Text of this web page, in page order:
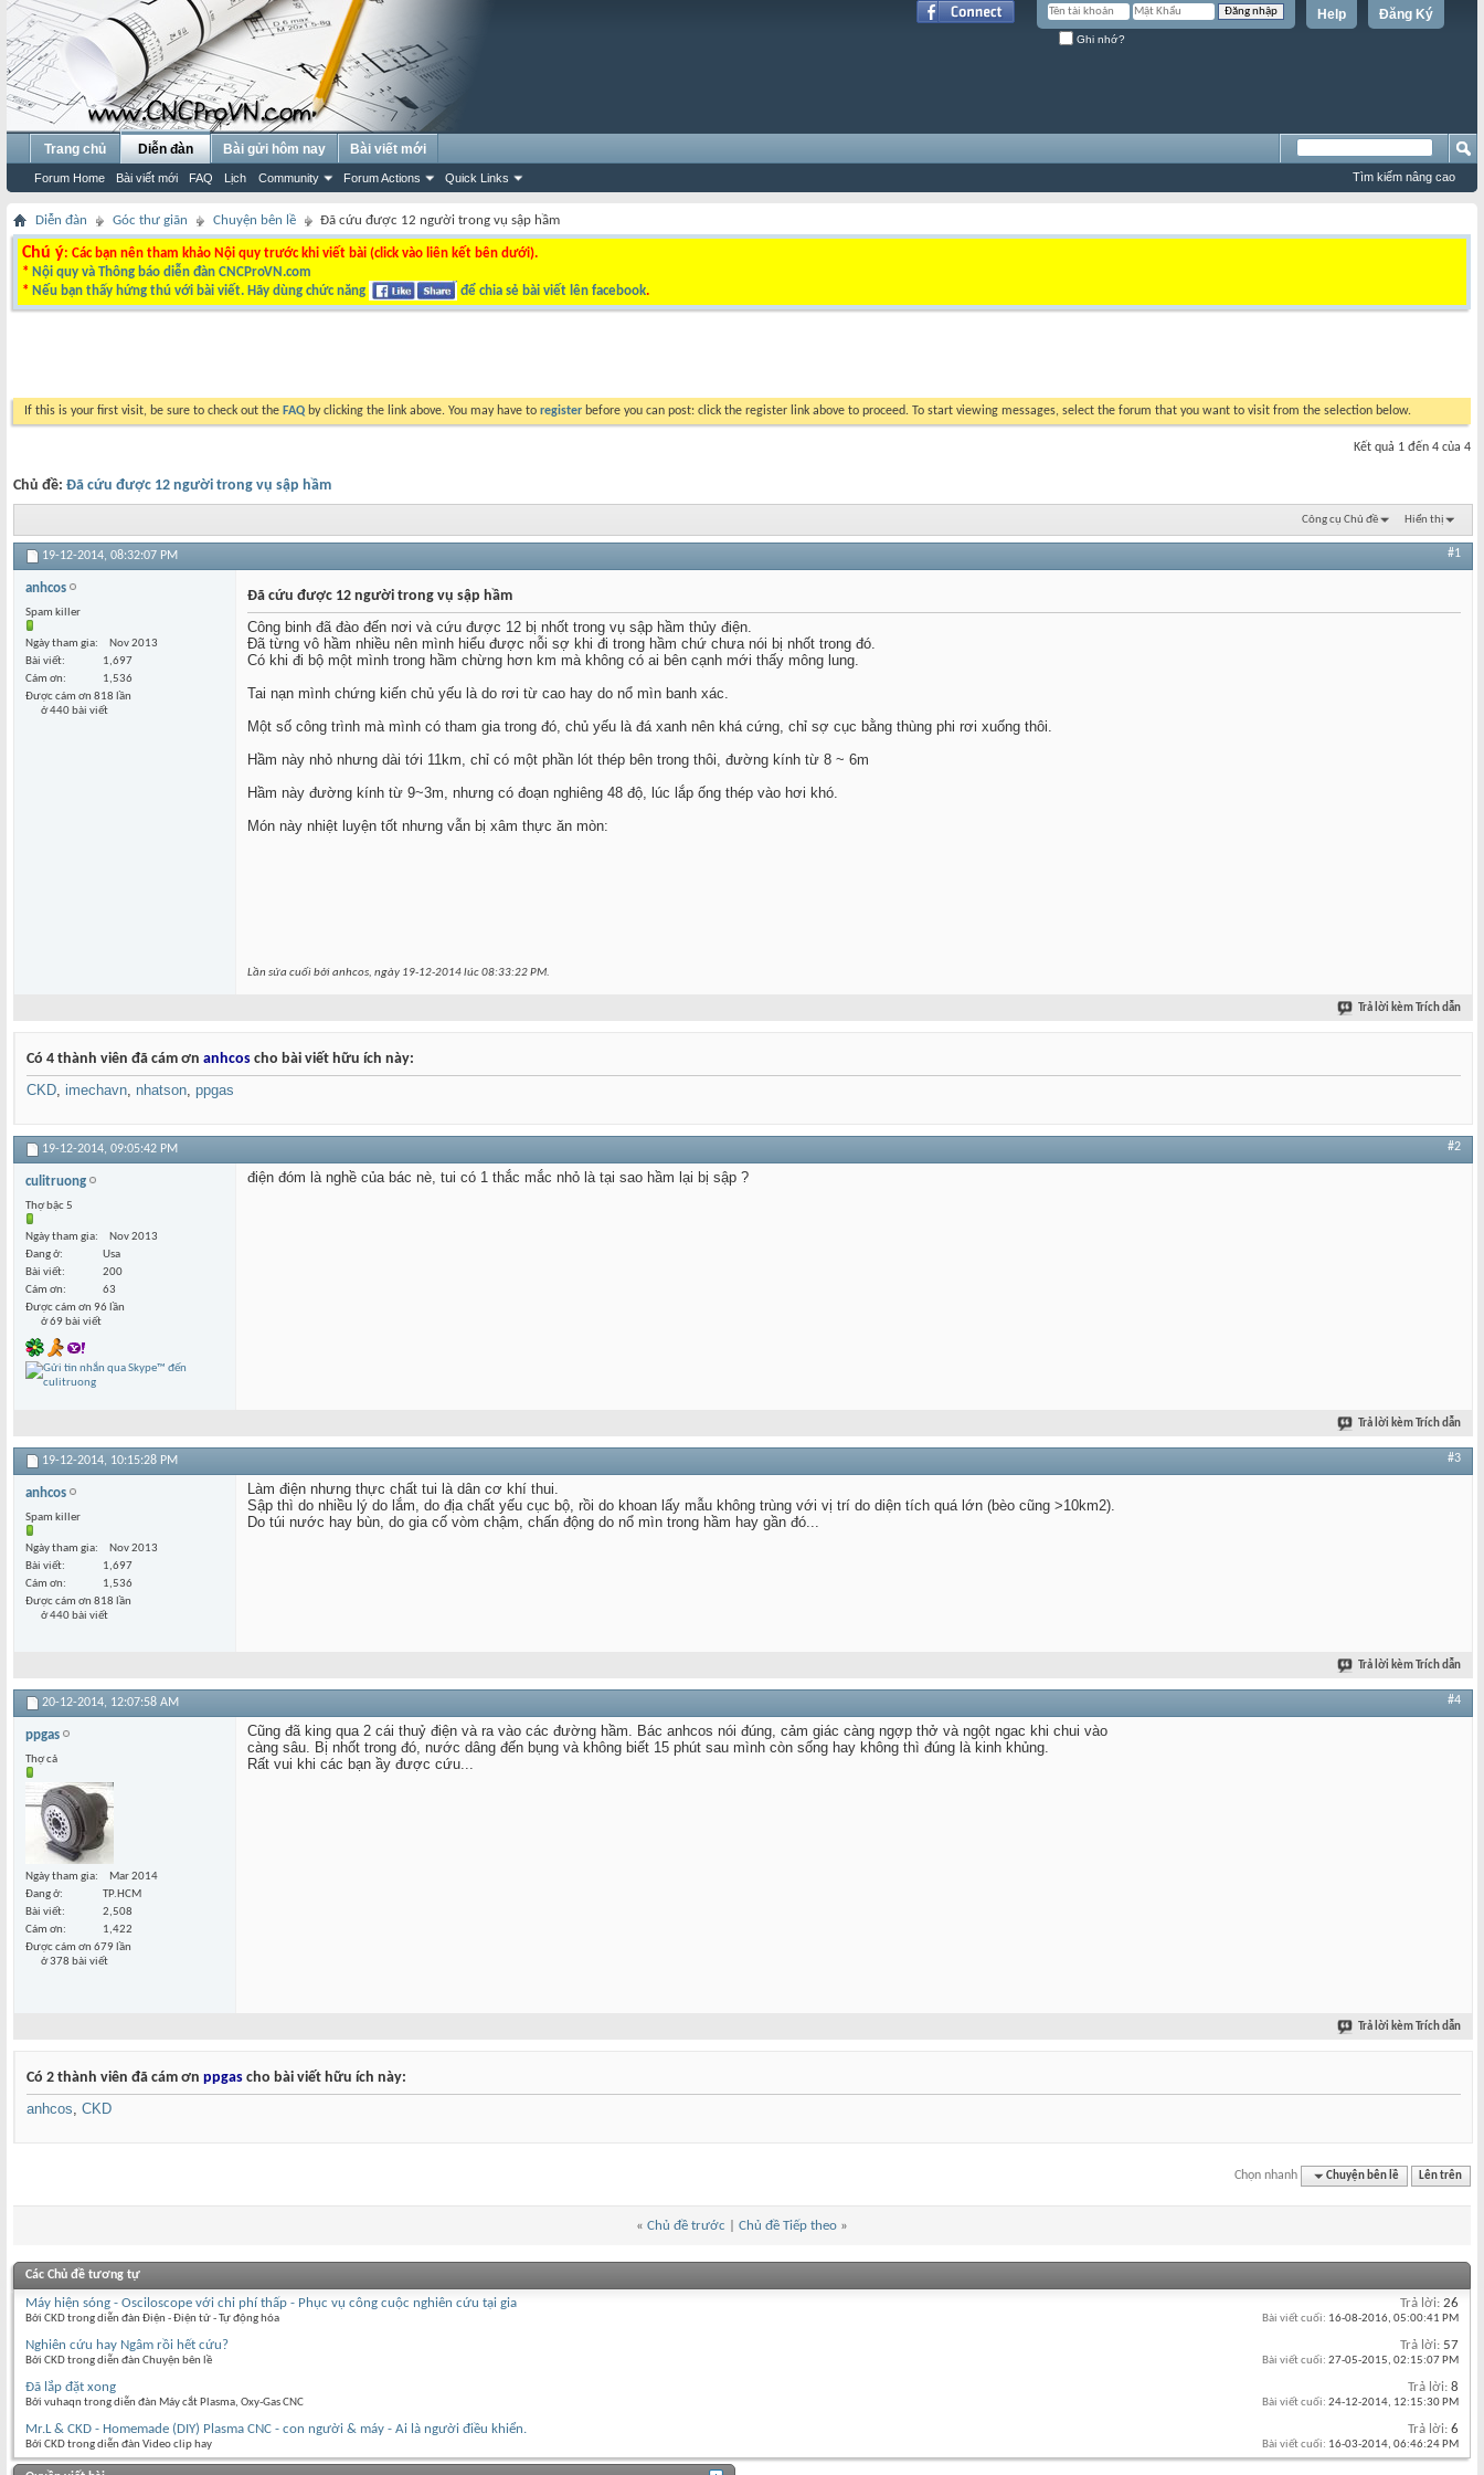
Đăng Ký
Help
Ghi nhớ?
Trang chủ Diễn đàn
Forum Home Bài viết mới FAQ Lịch Community Forum Actions Quick Links
Bài gửi hôm nay Bài viết mới
Tìm kiếm nâng cao
Diễn đàn Góc thư giãn Chuyện bên lề Đã cứu được 12 người trong vụ sập hầm
Chú ý: Các bạn nên tham khảo Nội quy trước khi viết bài (click vào liên kết bên dưới).
* Nội quy và Thông báo diễn đàn CNCProVN.com
* Nếu bạn thấy hứng thú với bài viết. Hãy dùng chức năng để chia sẻ bài viết lên facebook.
If this is your first visit, be sure to check out the FAQ by clicking the link above. You may have to register before you can post: click the register link above to proceed. To start viewing messages, select the forum that you want to visit from the selection below.
Kết quả 1 đến 4 của 4
Chủ đề: Đã cứu được 12 người trong vụ sập hầm
Công cụ Chủ đề Hiển thị
19-12-2014, 08:32:07 PM #1
anhcos
Spam killer
Ngày tham gia
Nov 2013
Bài viết
1,697
Cám ơn
1,536
Được cám ơn 818 lần
ở 440 bài viết
Đã cứu được 12 người trong vụ sập hầm
Công binh đã đào đến nơi và cứu được 12 bị nhốt trong vụ sập hầm thủy điện.
Đã từng vô hầm nhiều nên mình hiểu được nỗi sợ khi đi trong hầm chứ chưa nói bị nhốt trong đó.
Có khi đi bộ một mình trong hầm chừng hơn km mà không có ai bên cạnh mới thấy mông lung.
Tai nạn mình chứng kiến chủ yếu là do rơi từ cao hay do nổ mìn banh xác.
Một số công trình mà mình có tham gia trong đó, chủ yếu là đá xanh nên khá cứng, chỉ sợ cục bằng thùng phi rơi xuống thôi.
Hầm này nhỏ nhưng dài tới 11km, chỉ có một phần lót thép bên trong thôi, đường kính từ 8 ~ 6m
Hầm này đường kính từ 9~3m, nhưng có đoạn nghiêng 48 độ, lúc lắp ống thép vào hơi khó.
Món này nhiệt luyện tốt nhưng vẫn bị xâm thực ăn mòn:
Lần sửa cuối bởi anhcos, ngày 19-12-2014 lúc08:33:22 PM.
Trả lời kèm Trích dẫn
Có 4 thành viên đã cám ơn anhcos cho bài viết hữu ích này:
CKD, imechavn, nhatson, ppgas
19-12-2014, 09:05:42 PM #2
culitruong
Thợ bậc 5
Ngày tham gia
Nov 2013
Đang ở
Usa
Bài viết
200
Cám ơn
63
Được cám ơn 96 lần
ở 69 bài viết
điện đóm là nghề của bác nè, tui có 1 thắc mắc nhỏ là tại sao hầm lại bị sập ?
Trả lời kèm Trích dẫn
19-12-2014, 10:15:28 PM #3
anhcos
Spam killer
Ngày tham gia
Nov 2013
Bài viết
1,697
Cám ơn
1,536
Được cám ơn 818 lần
ở 440 bài viết
Làm điện nhưng thực chất tui là dân cơ khí thui.
Sập thì do nhiều lý do lắm, do địa chất yếu cục bộ, rồi do khoan lấy mẫu không trùng với vị trí do diện tích quá lớn (bèo cũng >10km2).
Do túi nước hay bùn, do gia cố vòm chậm, chấn động do nổ mìn trong hầm hay gần đó...
Trả lời kèm Trích dẫn
20-12-2014, 12:07:58 AM #4
ppgas
Thợ cả
Ngày tham gia
Mar 2014
Đang ở
TP.HCM
Bài viết
2,508
Cám ơn
1,422
Được cám ơn 679 lần
ở 378 bài viết
Cũng đã king qua 2 cái thuỷ điện và ra vào các đường hầm. Bác anhcos nói đúng, cảm giác càng ngợp thở và ngột ngac khi chui vào
càng sâu. Bị nhốt trong đó, nước dâng đến bụng và không biết 15 phút sau mình còn sống hay không thì đúng là kinh khủng.
Rất vui khi các bạn ầy được cứu...
Trả lời kèm Trích dẫn
Có 2 thành viên đã cám ơn ppgas cho bài viết hữu ích này:
anhcos, CKD
Chọn nhanh Chuyện bên lề Lên trên
« Chủ đề trước Chủ đề Tiếp theo »
Các Chủ đề tương tự
Máy hiện sóng - Osciloscope với chi phí thấp - Phục vụ công cuộc nghiên cứu tại gia
Bởi CKD trong diễn đàn Điện - Điện tử - Tự động hóa
Trả lời: 26
Bài viết cuối: 16-08-2016, 05:00:41 PM
Nghiên cứu hay Ngâm rồi hết cứu?
Bởi CKD trong diễn đàn Chuyện bên lề
Trả lời: 57
Bài viết cuối: 27-05-2015, 02:15:07 PM
Đã lắp đặt xong
Bởi vuhaqn trong diễn đàn Máy cắt Plasma, Oxy-Gas CNC
Trả lời: 8
Bài viết cuối: 24-12-2014, 12:15:30 PM
Mr.L & CKD - Homemade (DIY) Plasma CNC - con người & máy - Ai là người điều khiển.
Bởi CKD trong diễn đàn Video clip hay
Trả lời: 6
Bài viết cuối: 16-03-2014, 06:46:24 PM